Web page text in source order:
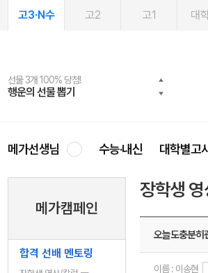
고3·N수 고2 고1 대
선물 3개 100% 당첨!
행운의 선물 뽑기
선물 100% 증정!
메가스터디 X 올리브
여름방학 스터디 캐시백
메가런 썸머스쿨
2027 러셀 단과
강사 공개선발
스마트러닝앱
설문 EVENT
메가패스
3일 무료 체험권
메가패스 수강생 무료혜택!
메가클럽 멤버십
사회공헌 캠페인
희망이룸 메가나눔
메가선생님 수능·내신 대학별고
메가캠페인
합격 선배 멘토링
장학생
오늘도충분히
이름 : 이송현